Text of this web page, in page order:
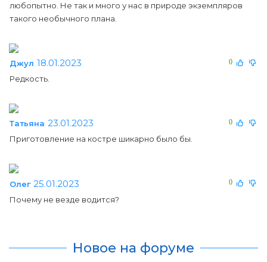
любопытно. Не так и много у нас в природе экземпляров
такого необычного плана.
0
Джул 18.01.2023
Редкость.
0
Татьяна 23.01.2023
Приготовление на костре шикарно было бы.
0
Олег 25.01.2023
Почему не везде водится?
Новое на форуме